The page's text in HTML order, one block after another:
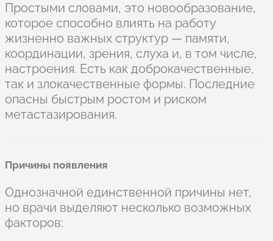
Простыми словами, это новообразование,
которое способно влиять на работу
жизненно важных структур — памяти,
координации, зрения, слуха и, в том числе,
настроения. Есть как доброкачественные,
так и злокачественные формы. Последние
опасны быстрым ростом и риском
метастазирования.
Причины появления
Однозначной единственной причины нет,
но врачи выделяют несколько возможных
факторов: